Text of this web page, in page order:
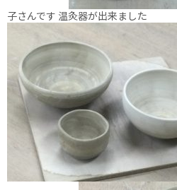
子さんです 温灸器が出来ました